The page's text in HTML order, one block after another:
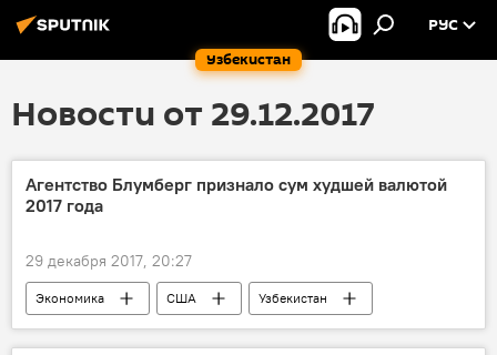
Узбекистан
РУС
Новости от 29.12.2017
Агентство Блумберг признало сум худшей валютой
2017 года
29 декабря 2017, 20:27
Экономика США
Узбекистан
Греция
сум
биткоин